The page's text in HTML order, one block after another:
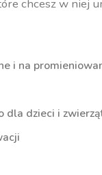
chcesz w niej
i na
dla dzieci i